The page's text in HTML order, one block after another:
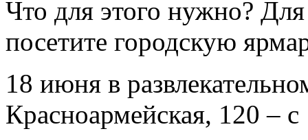
Что для этого нужно?
посетите городскую
18 июня в
Красноармейская, 120 –